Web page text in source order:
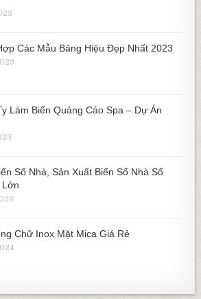
Các Mẫu Bảng Hiệu Đẹp Nhất 2023
Làm Biển Quảng Cáo Spa – Dự Án
Số Nhà, Sản Xuất Biển Số Nhà Số
Chữ Inox Mặt Mica Giá Rẻ